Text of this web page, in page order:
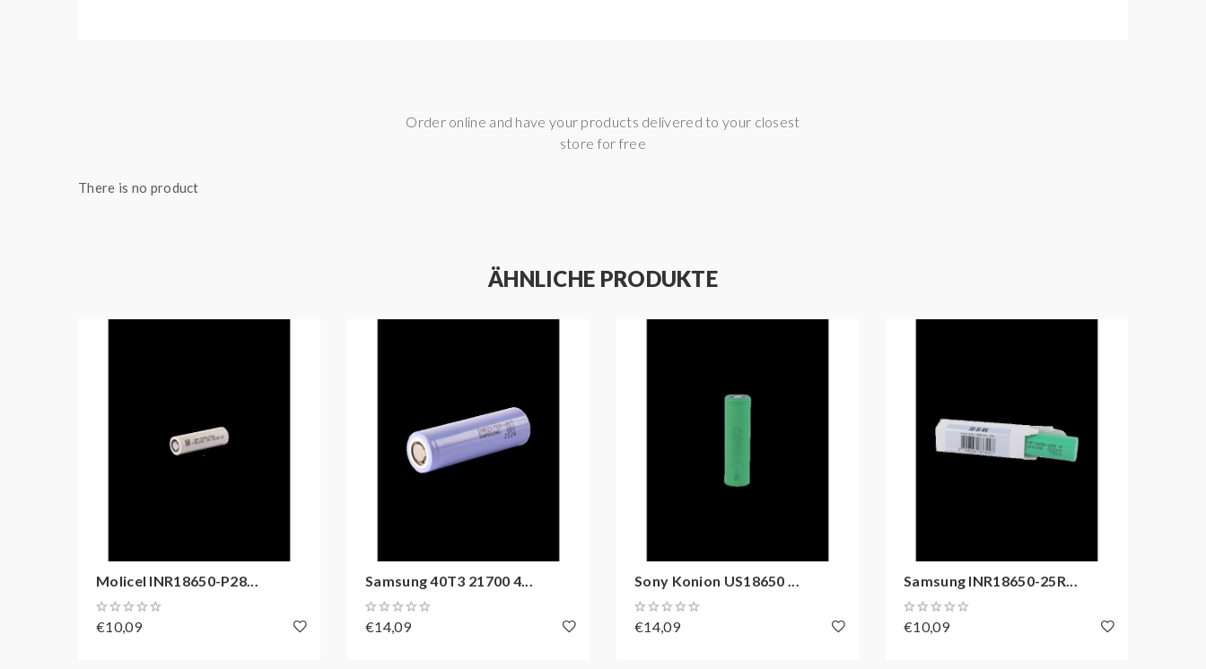
Order online and have your products delivered to your closest
store for free
There is no product
ÄHNLICHE PRODUKTE
Molicel INR18650-P28...
€10,09
Samsung 40T3 21700 4...
€14,09
Sony Konion US18650 ...
€14,09
Samsung INR18650-25R...
€10,09